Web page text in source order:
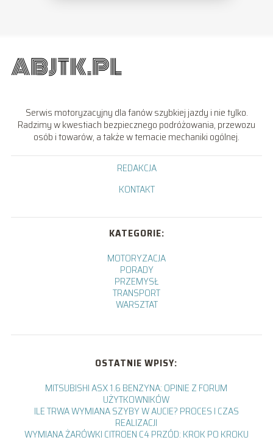
Serwis motoryzacyjny dla fanów szybkiej jazdy i nie tylko.
Radzimy w kwestiach bezpiecznego podróżowania, przewozu
osób i towarów, a także w temacie mechaniki ogólnej.
REDAKCJA
KONTAKT
KATEGORIE:
MOTORYZACJA
PORADY
PRZEMYSŁ
TRANSPORT
WARSZTAT
OSTATNIE WPISY:
MITSUBISHI ASX 1.6 BENZYNA: OPINIE Z FORUM
UŻYTKOWNIKÓW
ILE TRWA WYMIANA SZYBY W AUCIE? PROCES I CZAS
REALIZACJI
WYMIANA ŻARÓWKI CITROEN C4 PRZÓD: KROK PO KROKU